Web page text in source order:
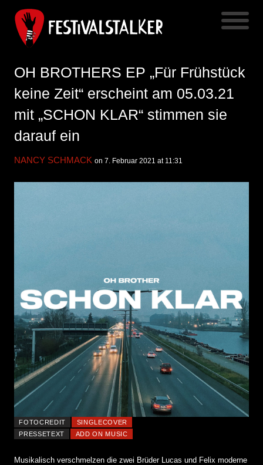
OH BROTHERS EP „Für Frühstück
keine Zeit“ erscheint am 05.03.21
mit „SCHON KLAR“ stimmen sie
darauf ein
NANCY SCHMACK on 7. Februar 2021 at 11:31
FOTOCREDIT
SINGLECOVER
PRESSETEXT
ADD ON MUSIC
Musikalisch verschmelzen die zwei Brüder Lucas und Felix moderne